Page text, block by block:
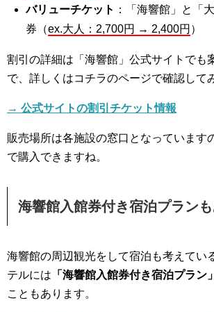
バリューチケット ：「海響館」と「
券（ex.大人：2,700円 → 2,400円 ）
割引の詳細は「海響館」公式サイトでも
で、詳しくはコチラのページで確認して
→ 公式サイトの割引チケット情報
販売場所は各施設の窓口となっています
で購入できますね。
海響館入館券付き宿泊プラン
海響館の周辺観光をして宿泊も考えてい
テルには 「海響館入館券付き宿泊プラン」
こともあります。